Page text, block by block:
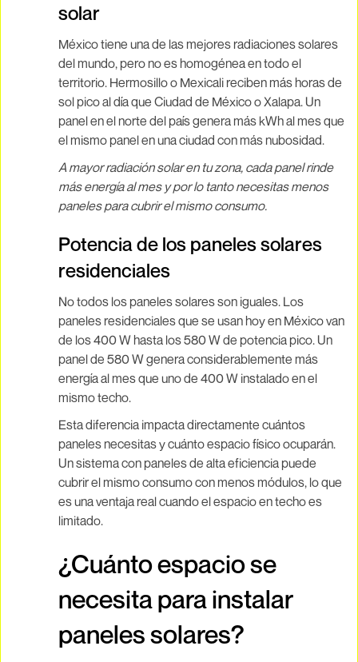
solar
México tiene una de las mejores radiaciones solares
del mundo, pero no es homogénea en todo el
territorio. Hermosillo o Mexicali reciben más horas de
sol pico al día que Ciudad de México o Xalapa. Un
panel en el norte del país genera más kWh al mes que
el mismo panel en una ciudad con más nubosidad.
A mayor radiación solar en tu zona, cada panel rinde
más energía al mes y por lo tanto necesitas menos
paneles para cubrir el mismo consumo.
Potencia de los paneles solares
residenciales
No todos los paneles solares son iguales. Los
paneles residenciales que se usan hoy en México van
de los 400 W hasta los 580 W de potencia pico. Un
panel de 580 W genera considerablemente más
energía al mes que uno de 400 W instalado en el
mismo techo.
Esta diferencia impacta directamente cuántos
paneles necesitas y cuánto espacio físico ocuparán.
Un sistema con paneles de alta eficiencia puede
cubrir el mismo consumo con menos módulos, lo que
es una ventaja real cuando el espacio en techo es
limitado.
¿Cuánto espacio se
necesita para instalar
paneles solares?